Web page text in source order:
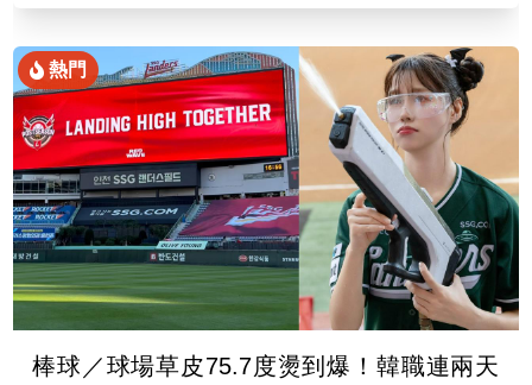
熱門
棒球／球場草皮75.7度燙到爆！韓職連兩天